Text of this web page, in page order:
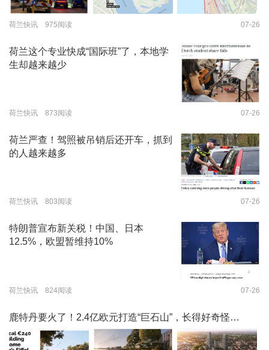
荷兰快讯 975阅读 07-26
荷兰这个专业快成“国际班”了，本地学
生却越来越少
荷兰快讯 873阅读 07-26
荷兰严查！驾照被吊销后还开车，抓到
的人越来越多
荷兰快讯 803阅读 07-26
特朗普宣布新关税！中国、日本
12.5%，欧盟暂维持10%
荷兰快讯 824阅读 07-26
鹿特丹要火了！2.4亿欧元打造“巨石山”，长得好奇怪…